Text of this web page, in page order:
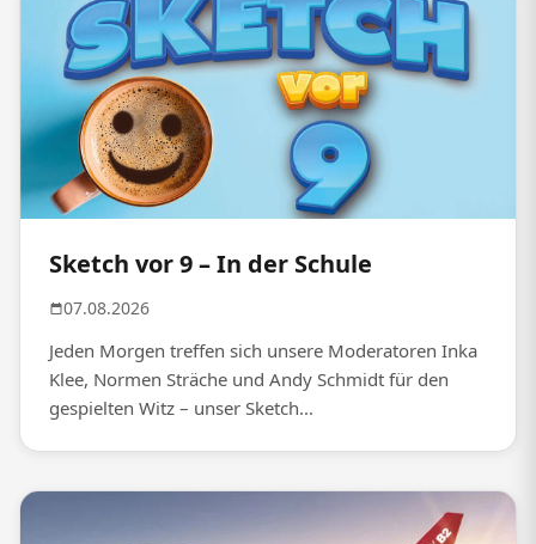
Sketch vor 9 – In der Schule
07.08.2026
Jeden Morgen treffen sich unsere Moderatoren Inka
Klee, Normen Sträche und Andy Schmidt für den
gespielten Witz – unser Sketch...